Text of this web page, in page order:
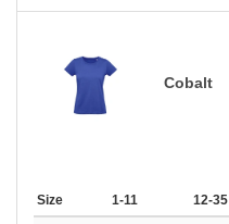
Cobalt
Size 1-11 12-35